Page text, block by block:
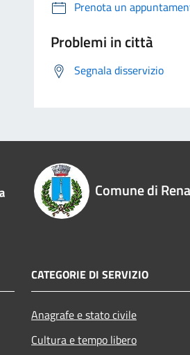
Prenota un
Problemi in città
Segnala disservizio
Comune di
CATEGORIE DI SERVIZIO
Anagrafe e stato civile
Cultura e tempo libero